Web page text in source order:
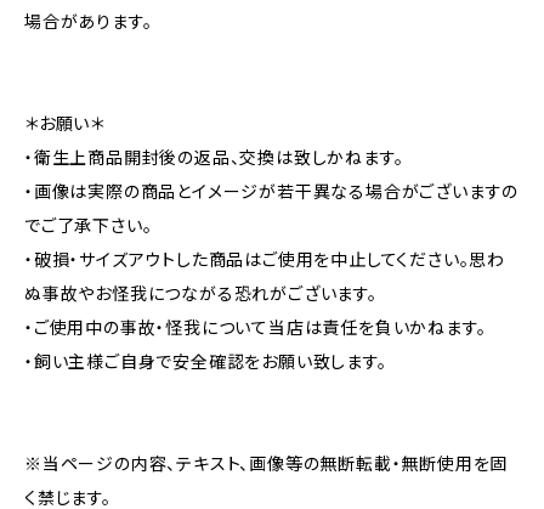
場合があります。
＊お願い＊
・衛生上商品開封後の返品、交換は致しかねます。
・画像は実際の商品とイメージが若干異なる場合がございますの
でご了承下さい。
・破損・サイズアウトした商品はご使用を中止してください。思わ
ぬ事故やお怪我につながる恐れがございます。
・ご使用中の事故・怪我について当店は責任を負いかねます。
・飼い主様ご自身で安全確認をお願い致します。
※当ページの内容、テキスト、画像等の無断転載・無断使用を固
く禁じます。